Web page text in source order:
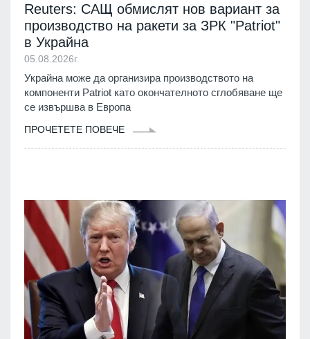
Reuters: САЩ обмислят нов вариант за
производство на ракети за ЗРК "Patriot"
в Украйна
05.08.2026г.
Украйна може да организира производството на
компоненти Patriot като окончателното сглобяване ще
се извършва в Европа
ПРОЧЕТЕТЕ ПОВЕЧЕ